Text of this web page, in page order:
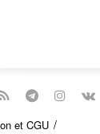
et CGU